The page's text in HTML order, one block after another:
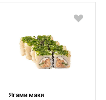
Ягами маки